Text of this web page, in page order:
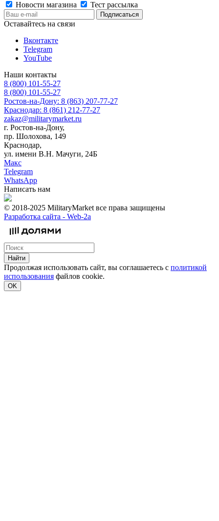
Новости магазина
Тест рассылка
Оставайтесь на связи
Вконтакте
Telegram
YouTube
Наши контакты
8 (800) 101-55-27
8 (800) 101-55-27
Ростов-на-Дону: 8 (863) 207-77-27
Краснодар: 8 (861) 212-77-27
zakaz@militarymarket.ru
г. Ростов-на-Дону,
пр. Шолохова, 149
Краснодар,
ул. имени В.Н. Мачуги, 24Б
Макс
Telegram
WhatsApp
Написать нам
© 2018-2025 MilitaryMarket все права защищены
Разработка сайта - Web-2a
Найти
Продолжая использовать сайт, вы соглашаетесь с политикой
использования файлов cookie.
OK